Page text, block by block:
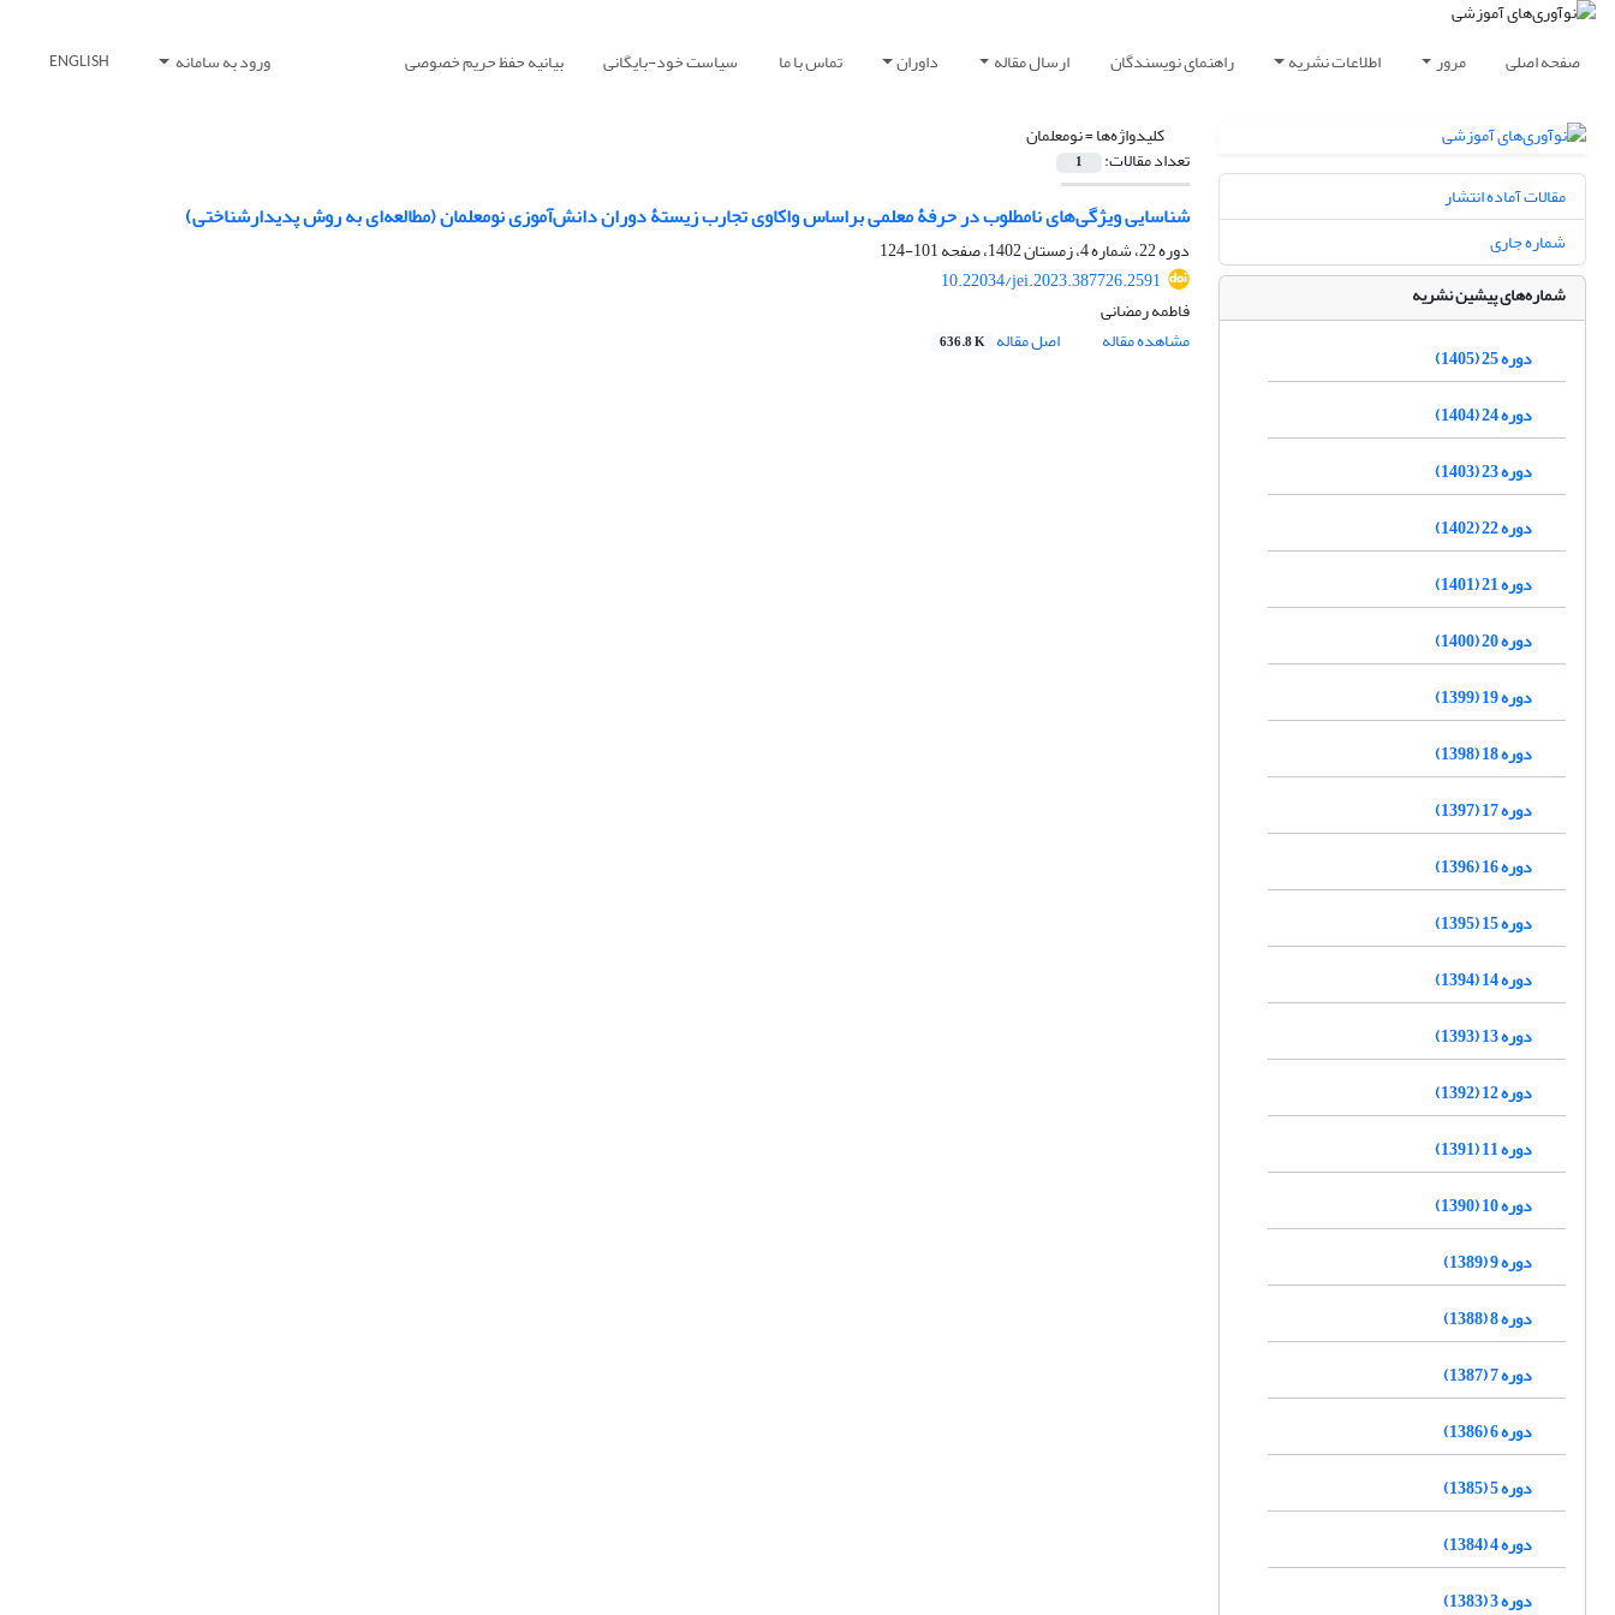
صفحه اصلی مرور اطلاعات نشریه راهنمای نویسندگان ارسال مقاله داوران تماس با ما سیاست خود-بایگانی بیانیه حفظ حریم خصوصی ورود به سامانه ENGLISH
کلیدواژه‌ها =نومعلمان
تعداد مقالات: 1
شناسایی ویژگی‌های نامطلوب در حرفۀ معلمی براساس واکاوی تجارب زیستۀ دوران دانش‌آموزی نومعلمان (مطالعه‌ای به‌ روش پدیدارشناختی)
دوره 22، شماره 4، زمستان 1402، صفحه
101-124
10.22034/jei.2023.387726.2591
فاطمه رمضانی
مشاهده مقاله
اصل مقاله 636.8 K
مقالات آماده انتشار
شماره جاری
شماره‌های پیشین نشریه
دوره 25 (1405)
دوره 24 (1404)
دوره 23 (1403)
دوره 22 (1402)
دوره 21 (1401)
دوره 20 (1400)
دوره 19 (1399)
دوره 18 (1398)
دوره 17 (1397)
دوره 16 (1396)
دوره 15 (1395)
دوره 14 (1394)
دوره 13 (1393)
دوره 12 (1392)
دوره 11 (1391)
دوره 10 (1390)
دوره 9 (1389)
دوره 8 (1388)
دوره 7 (1387)
دوره 6 (1386)
دوره 5 (1385)
دوره 4 (1384)
دوره 3 (1383)